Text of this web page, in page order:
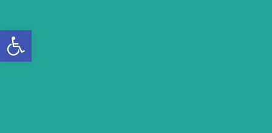
Открыть панель инструментов